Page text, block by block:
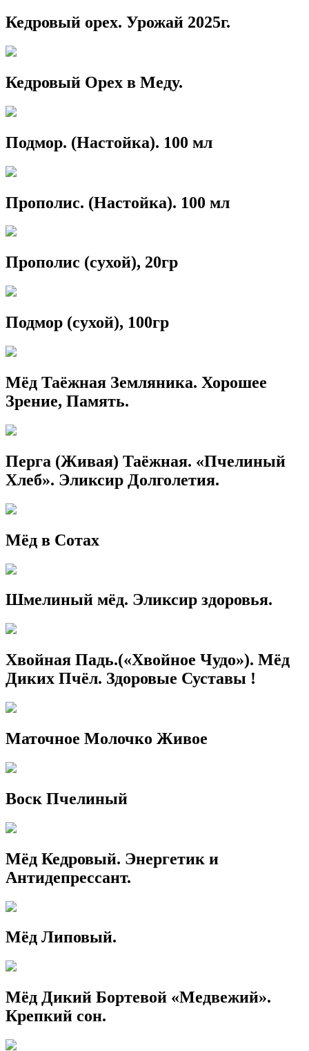
Кедровый орех. Урожай 2025г.
Кедровый Орех в Меду.
Подмор. (Настойка). 100 мл
Прополис. (Настойка). 100 мл
Прополис (сухой), 20гр
Подмор (сухой), 100гр
Мёд Таёжная Земляника. Хорошее
Зрение, Память.
Перга (Живая) Таёжная. «Пчелиный
Хлеб». Эликсир Долголетия.
Мёд в Сотах
Шмелиный мёд. Эликсир здоровья.
Хвойная Падь.(«Хвойное Чудо»). Мёд
Диких Пчёл. Здоровые Суставы !
Маточное Молочко Живое
Воск Пчелиный
Мёд Кедровый. Энергетик и
Антидепрессант.
Мёд Липовый.
Мёд Дикий Бортевой «Медвежий».
Крепкий сон.